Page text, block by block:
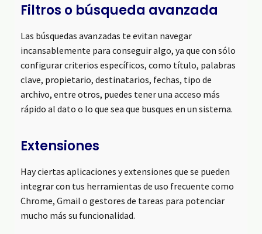
Filtros o búsqueda avanzada
Las búsquedas avanzadas te evitan navegar
incansablemente para conseguir algo, ya que con sólo
configurar criterios específicos, como título, palabras
clave, propietario, destinatarios, fechas, tipo de
archivo, entre otros, puedes tener una acceso más
rápido al dato o lo que sea que busques en un sistema.
Extensiones
Hay ciertas aplicaciones y extensiones que se pueden
integrar con tus herramientas de uso frecuente como
Chrome, Gmail o gestores de tareas para potenciar
mucho más su funcionalidad.